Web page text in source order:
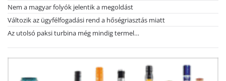
Nem a magyar folyók jelentik a megoldást
Változik az ügyfélfogadási rend a hőségriasztás miatt
Az utolsó paksi turbina még mindig termel…